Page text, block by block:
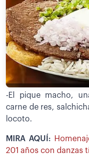
-El pique macho,
carne de res,
locoto.
MIRA AQUÍ:
201 años con danzas